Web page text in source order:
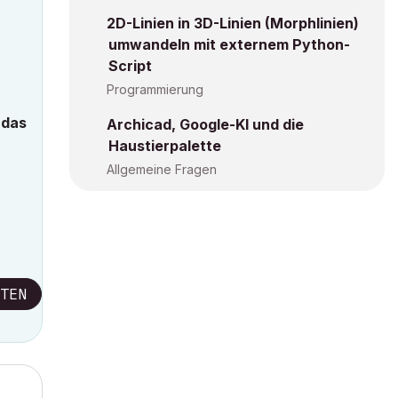
2D-Linien in 3D-Linien (Morphlinien)
umwandeln mit externem Python-
Script
Programmierung
Archicad, Google-KI und die
Haustierpalette
Allgemeine Fragen